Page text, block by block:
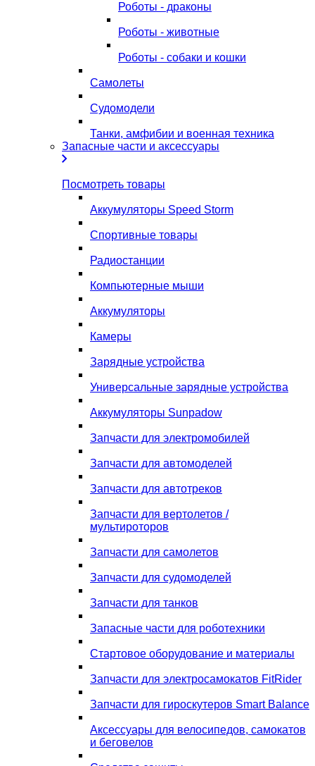
Роботы - драконы
Роботы - животные
Роботы - собаки и кошки
Самолеты
Судомодели
Танки, амфибии и военная техника
Запасные части и аксессуары
Посмотреть товары
Аккумуляторы Speed Storm
Спортивные товары
Радиостанции
Компьютерные мыши
Аккумуляторы
Камеры
Зарядные устройства
Универсальные зарядные устройства
Аккумуляторы Sunpadow
Запчасти для электромобилей
Запчасти для автомоделей
Запчасти для автотреков
Запчасти для вертолетов /
мультироторов
Запчасти для самолетов
Запчасти для судомоделей
Запчасти для танков
Запасные части для роботехники
Стартовое оборудование и материалы
Запчасти для электросамокатов FitRider
Запчасти для гироскутеров Smart Balance
Аксессуары для велосипедов, самокатов
и беговелов